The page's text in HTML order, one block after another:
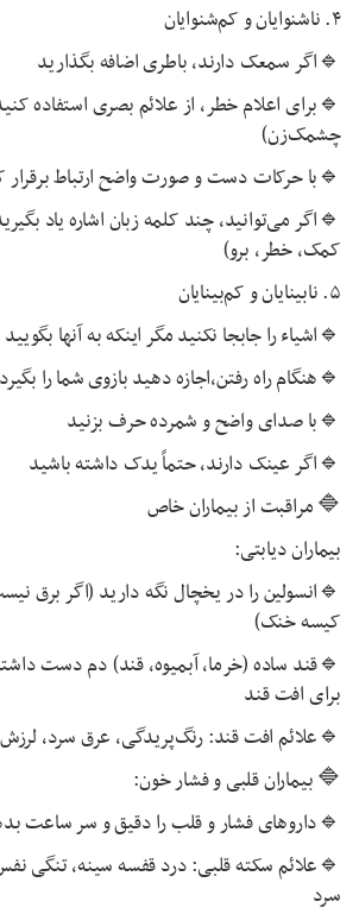
۴. ناشنوایان و کم‌شنوایان
🔹اگر سمعک دارند، باطری اضافه بگذارید
🔹برای اعلام خطر، از علائم بصری استفاده
چشمک‌زن)
🔹با حرکات دست و صورت واضح ارتباط برقرار
🔹اگر می‌توانید، چند کلمه زبان اشاره یاد
کمک، خطر، برو)
۵. نابینایان و کم‌بینایان
🔹اشیاء را جابجا نکنید مگر اینکه به آنها بگویید
🔹هنگام راه رفتن،اجازه دهید بازوی شما را بگیرد
🔹با صدای واضح و شمرده حرف بزنید
🔹اگر عینک دارند، حتماً یدک داشته باشید
🔷 مراقبت از بیماران خاص
بیماران دیابتی:
🔹انسولین را در یخچال نگه دارید (اگر برق
کیسه خنک)
🔹قند ساده (خرما، آبمیوه، قند) دم دست
برای افت قند
🔹علائم افت قند: رنگ‌پریدگی، عرق سرد،
🔷 بیماران قلبی و فشار خون:
🔹داروهای فشار و قلب را دقیق و سر ساعت
🔹علائم سکته قلبی: درد قفسه سینه، تنگی
سرد